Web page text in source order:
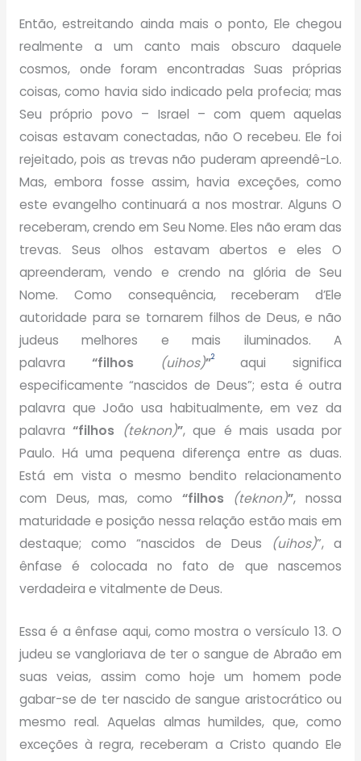
Então, estreitando ainda mais o ponto, Ele chegou
realmente a um canto mais obscuro daquele
cosmos, onde foram encontradas Suas próprias
coisas, como havia sido indicado pela profecia; mas
Seu próprio povo – Israel – com quem aquelas
coisas estavam conectadas, não O recebeu. Ele foi
rejeitado, pois as trevas não puderam apreendê-Lo.
Mas, embora fosse assim, havia exceções, como
este evangelho continuará a nos mostrar. Alguns O
receberam, crendo em Seu Nome. Eles não eram das
trevas. Seus olhos estavam abertos e eles O
apreenderam, vendo e crendo na glória de Seu
Nome. Como consequência, receberam d’Ele
autoridade para se tornarem filhos de Deus, e não
judeus melhores e mais iluminados. A
palavra “filhos (uihos)”2aqui significa
especificamente “nascidos de Deus”; esta é outra
palavra que João usa habitualmente, em vez da
palavra“filhos (teknon)”, que é mais usada por
Paulo. Há uma pequena diferença entre as duas.
Está em vista o mesmo bendito relacionamento
com Deus, mas, como “filhos (teknon)”, nossa
maturidade e posição nessa relação estão mais em
destaque; como “nascidos de Deus (uihos)”, a
ênfase é colocada no fato de que nascemos
verdadeira e vitalmente de Deus.
Essa é a ênfase aqui, como mostra o versículo 13. O
judeu se vangloriava de ter o sangue de Abraão em
suas veias, assim como hoje um homem pode
gabar-se de ter nascido de sangue aristocrático ou
mesmo real. Aquelas almas humildes, que, como
exceções à regra, receberam a Cristo quando Ele